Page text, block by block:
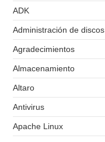
ADK
Administración de discos
Agradecimientos
Almacenamiento
Altaro
Antivirus
Apache Linux